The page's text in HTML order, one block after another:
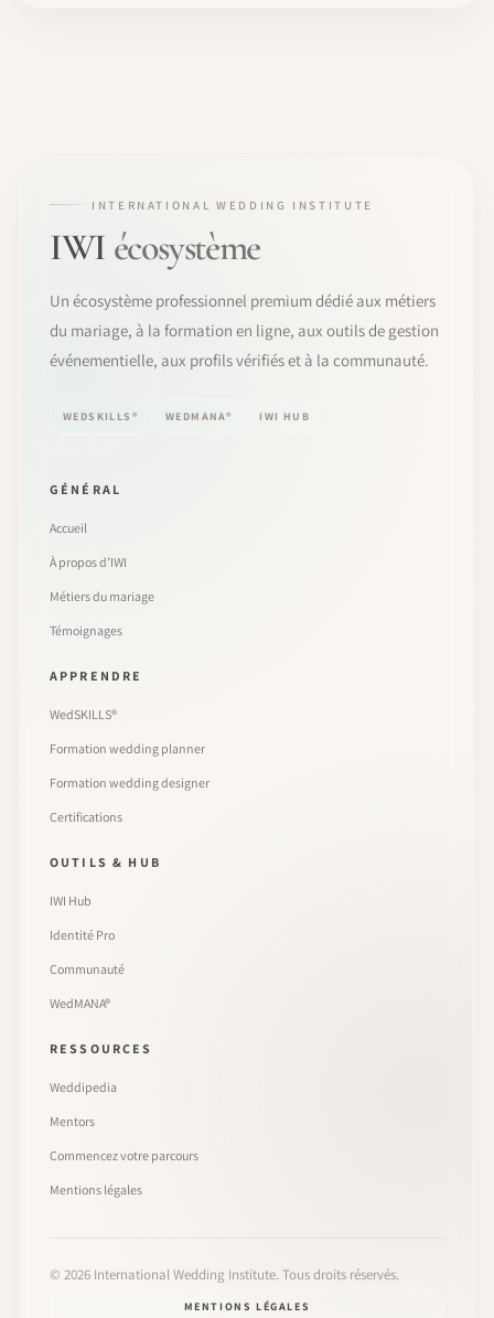
INTERNATIONAL WEDDING INSTITUTE
IWI écosystème
Un écosystème professionnel premium dédié aux métiers
du mariage, à la formation en ligne, aux outils de gestion
événementielle, aux profils vérifiés et à la communauté.
WEDSKILLS® WEDMANA® IWI HUB
GÉNÉRAL
Accueil
À propos d’IWI
Métiers du mariage
Témoignages
APPRENDRE
WedSKILLS®
Formation wedding planner
Formation wedding designer
Certifications
OUTILS & HUB
IWI Hub
Identité Pro
Communauté
WedMANA®
RESSOURCES
Weddipedia
Mentors
Commencez votre parcours
Mentions légales
© 2026 International Wedding Institute. Tous droits réservés.
MENTIONS LÉGALES